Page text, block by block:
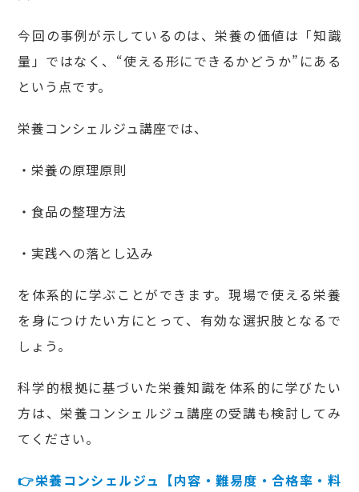
今回の事例が示しているのは、栄養の価値は「知識
量」ではなく、“使える形にできるかどうか”にある
という点です。
栄養コンシェルジュ講座では、
・栄養の原理原則
・食品の整理方法
・実践への落とし込み
を体系的に学ぶことができます。現場で使える栄養
を身につけたい方にとって、有効な選択肢となるで
しょう。
科学的根拠に基づいた栄養知識を体系的に学びたい
方は、栄養コンシェルジュ講座の受講も検討してみ
てください。
👉栄養コンシェルジュ【内容・難易度・合格率・料